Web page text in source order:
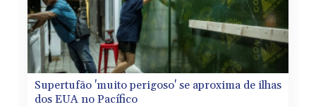
Supertufão 'muito perigoso' se aproxima de ilhas
dos EUA no Pacífico